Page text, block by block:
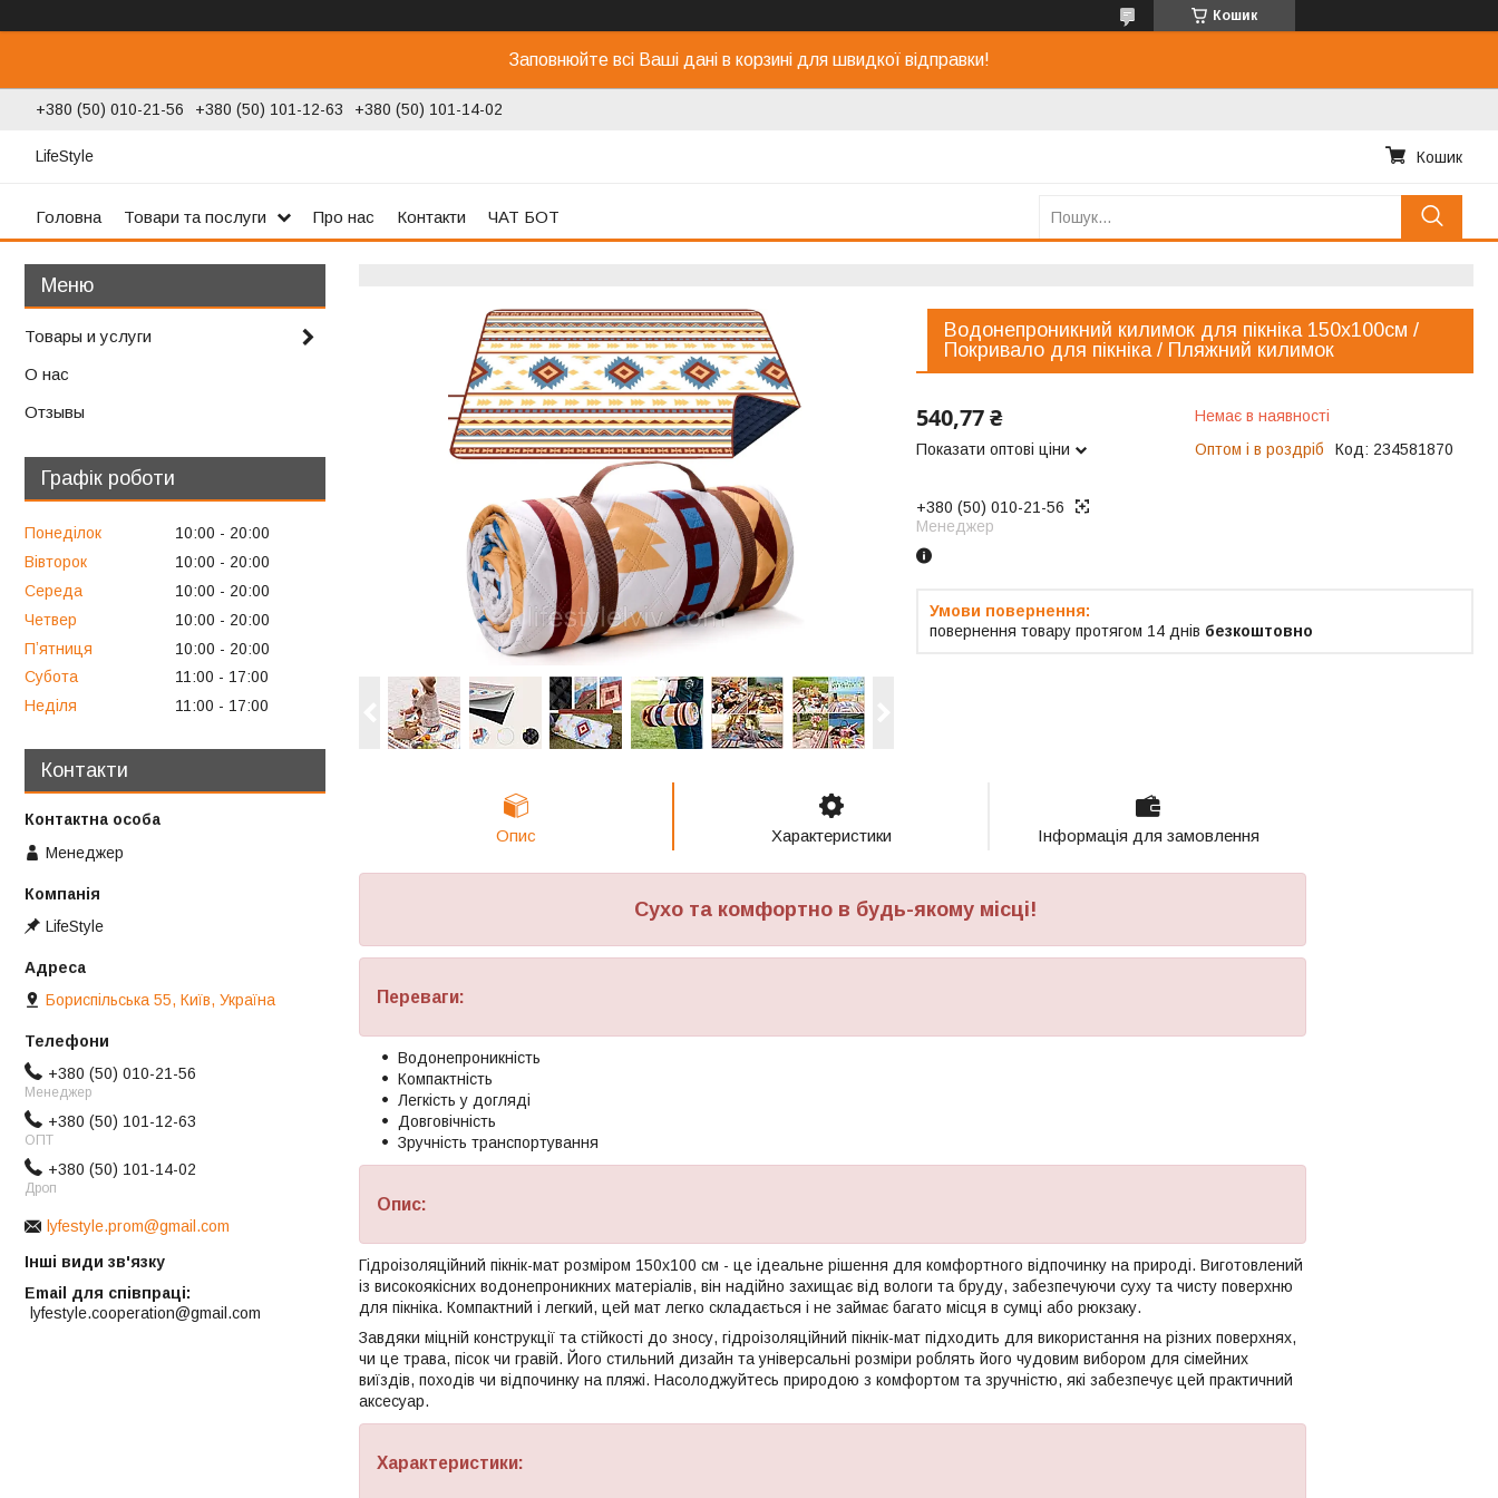
Кошик
Заповнюйте всі Ваші дані в корзині для швидкої відправки!
+380 (50) 010-21-56 +380 (50) 101-12-63 +380 (50) 101-14-02
LifeStyle Кошик
Головна Товари та послуги Про нас Контакти ЧАТ БОТ
Водонепроникний килимок для пікніка 150х100см /
Покривало для пікніка / Пляжний килимок
540,77 ₴
Показати оптові ціни
Немає в наявності
Оптом і в роздріб
Код: 234581870
+380 (50) 010-21-56
Менеджер
повернення товару протягом 14 днів безкоштовно
Опис Характеристики Інформація для замовлення
Сухо та комфортно в будь-якому місці!
Переваги:
Водонепроникність
Компактність
Легкість у догляді
Довговічність
Зручність транспортування
Опис:
Гідроізоляційний пікнік-мат розміром 150х100 см - це ідеальне рішення для комфортного відпочинку на природі. Виготовлений
із високоякісних водонепроникних матеріалів, він надійно захищає від вологи та бруду, забезпечуючи суху та чисту поверхню
для пікніка. Компактний і легкий, цей мат легко складається і не займає багато місця в сумці або рюкзаку.
Завдяки міцній конструкції та стійкості до зносу, гідроізоляційний пікнік-мат підходить для використання на різних поверхнях,
чи це трава, пісок чи гравій. Його стильний дизайн та універсальні розміри роблять його чудовим вибором для сімейних
виїздів, походів чи відпочинку на пляжі. Насолоджуйтесь природою з комфортом та зручністю, які забезпечує цей практичний
аксесуар.
Характеристики:
Товары и услуги
О нас
Отзывы
Графік роботи
Понеділок 10:00
20:00
Вівторок
10:00
20:00
Середа
10:00
20:00
Четвер
10:00
20:00
Пʼятниця
10:00
20:00
Субота
11:00
17:00
Неділя
11:00 17:00
Контакти
Менеджер
LifeStyle
Бориспільська 55, Київ, Україна
+380 (50) 010-21-56
Менеджер
+380 (50) 101-12-63
ОПТ
+380 (50) 101-14-02
Дроп
lyfestyle.prom@gmail.com
Інші види зв'язку
Email для співпраці
lyfestyle.cooperation@gmail.com